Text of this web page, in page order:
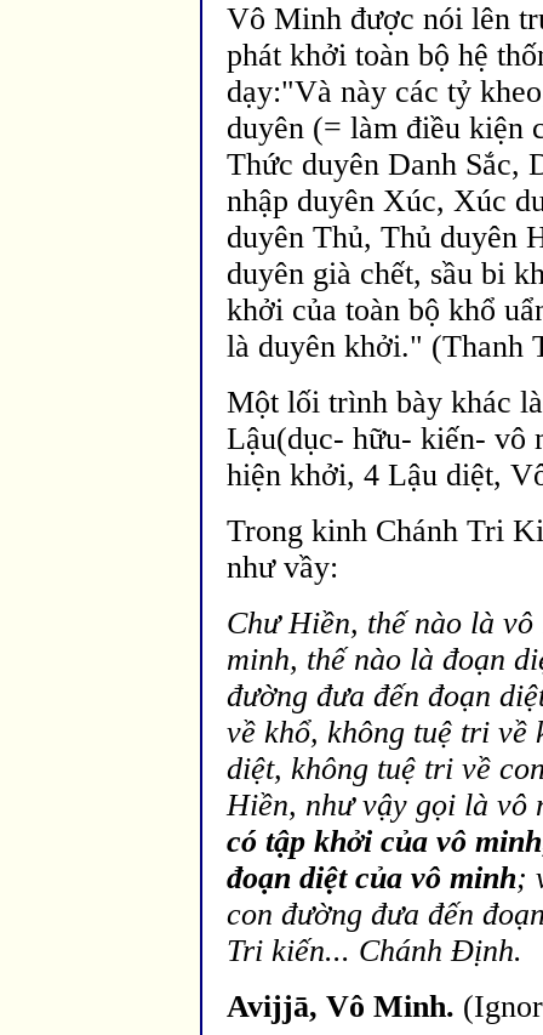
Vô Minh được nói lên
phát khởi toàn bộ hệ
dạy:"Và này các tỷ
duyên (= làm điều kiện
Thức duyên Danh Sắc,
nhập duyên Xúc, Xúc
duyên Thủ, Thủ duyên
duyên già chết, sầu bi
khởi của toàn bộ khổ
là duyên khởi." (Thanh
Một lối trình bày khác
Lậu(dục- hữu- kiến- vô
hiện khởi, 4 Lậu diệt,
Trong kinh Chánh Tri
như vầy:
Chư Hiền, thế nào là
minh, thế nào là đoạn
đường đưa đến đoạn
về khổ, không tuệ tri về
diệt, không tuệ tri về
Hiền, như vậy gọi là vô
có tập khởi của vô
đoạn diệt của vô minh;
con đường đưa đến
Tri kiến... Chánh Ðịnh.
Avijjā, Vô Minh.